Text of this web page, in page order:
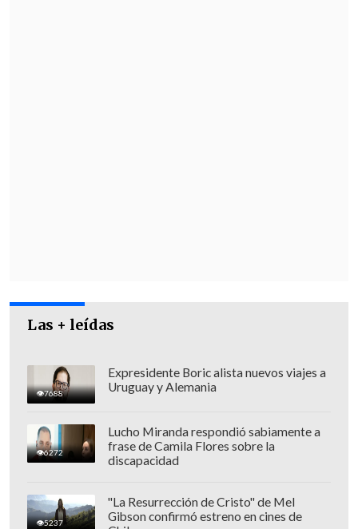
Parte 1 a las 16:15 horas - Viernes
Santo
Parte 2 a las 22:30 horas - Viernes
Santo
Además se confirmó la transmisión de
Las + leídas
7688
Expresidente Boric alista nuevos viajes a
Uruguay y Alemania
6272
Lucho Miranda respondió sabiamente a
frase de Camila Flores sobre la
discapacidad
5237
"La Resurrección de Cristo" de Mel
Gibson confirmó estreno en cines de